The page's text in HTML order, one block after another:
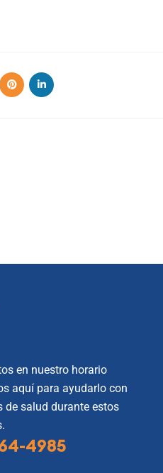
en nuestro horario
aquí para ayudarlo con
de salud durante estos
4985